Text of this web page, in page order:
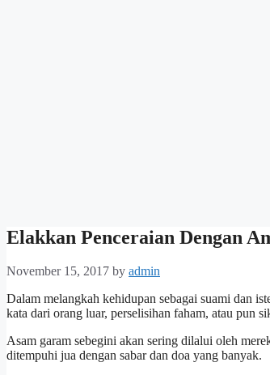
Elakkan Penceraian Dengan
November 15, 2017 by admin
Dalam melangkah kehidupan sebagai suami dan
kata dari orang luar, perselisihan faham, atau pun
Asam garam sebegini akan sering dilalui oleh
ditempuhi jua dengan sabar dan doa yang banyak.